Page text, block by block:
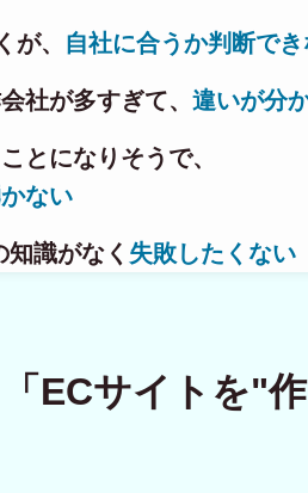
、 自社に合うか判断で
社が多すぎて、 違いが分
とになりそうで、
ない
識がなく 失敗したくない
「ECサイトを"